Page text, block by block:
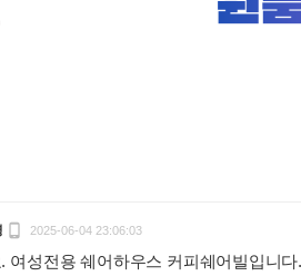
 2025-06-04 23:06:03
여성전용 쉐어하우스 커피쉐어빌입니